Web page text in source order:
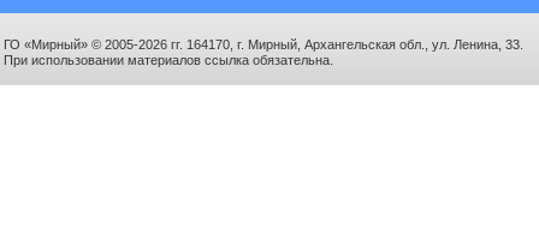
ГО «Мирный» © 2005-2026 гг. 164170, г. Мирный, Архангельская обл., ул. Ленина, 33.
При использовании материалов ссылка обязательна.